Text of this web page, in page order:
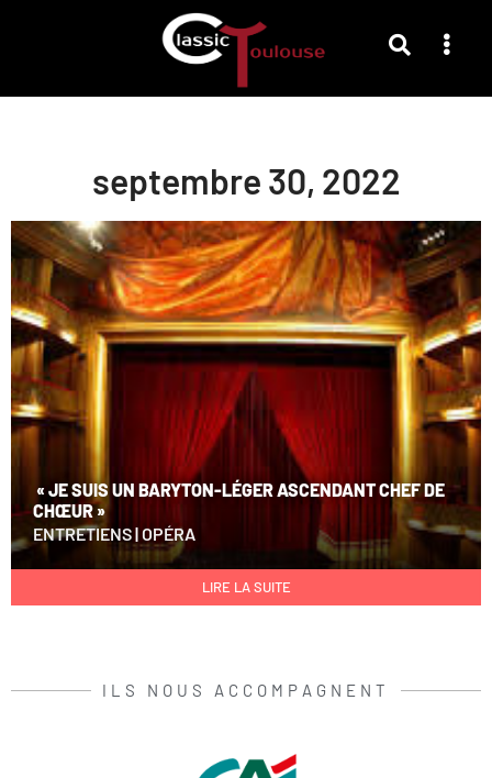
septembre 30, 2022
« JE SUIS UN BARYTON-LÉGER ASCENDANT CHEF DE
CHŒUR »
ENTRETIENS|OPÉRA
LIRE LA SUITE
ILS NOUS ACCOMPAGNENT